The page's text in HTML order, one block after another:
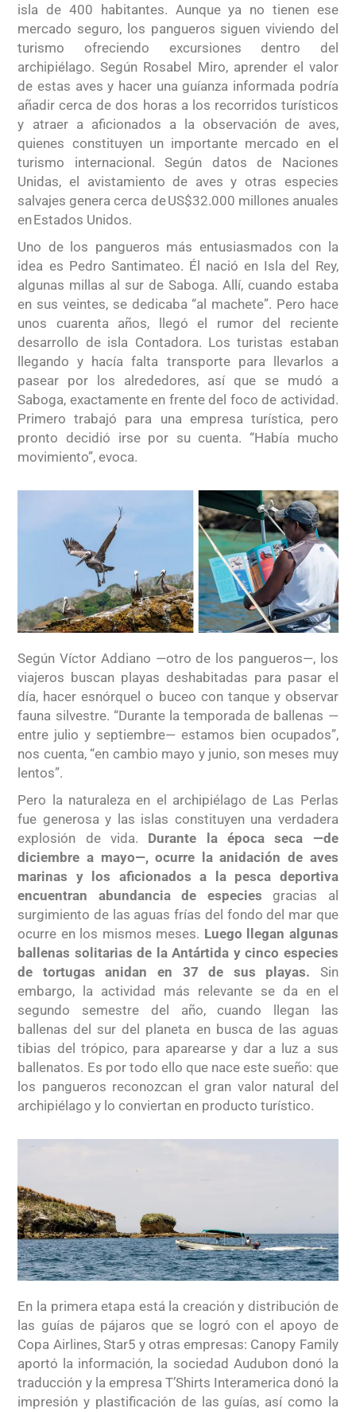
isla de 400 habitantes. Aunque ya no tienen ese
mercado seguro, los pangueros siguen viviendo del
turismo ofreciendo excursiones dentro del
archipiélago. Según Rosabel Miro, aprender el valor
de estas aves y hacer una guíanza informada podría
añadir cerca de dos horas a los recorridos turísticos
y atraer a aficionados a la observación de aves,
quienes constituyen un importante mercado en el
turismo internacional. Según datos de Naciones
Unidas, el avistamiento de aves y otras especies
salvajes genera cerca de US$32.000 millones anuales
en Estados Unidos.
Uno de los pangueros más entusiasmados con la
idea es Pedro Santimateo. Él nació en Isla del Rey,
algunas millas al sur de Saboga. Allí, cuando estaba
en sus veintes, se dedicaba “al machete”. Pero hace
unos cuarenta años, llegó el rumor del reciente
desarrollo de isla Contadora. Los turistas estaban
llegando y hacía falta transporte para llevarlos a
pasear por los alrededores, así que se mudó a
Saboga, exactamente en frente del foco de actividad.
Primero trabajó para una empresa turística, pero
pronto decidió irse por su cuenta. “Había mucho
movimiento”, evoca.
Según Víctor Addiano —otro de los pangueros—, los
viajeros buscan playas deshabitadas para pasar el
día, hacer esnórquel o buceo con tanque y observar
fauna silvestre. “Durante la temporada de ballenas —
entre julio y septiembre— estamos bien ocupados”,
nos cuenta, “en cambio mayo y junio, son meses muy
lentos”.
Pero la naturaleza en el archipiélago de Las Perlas
fue generosa y las islas constituyen una verdadera
explosión de vida. Durante la época seca —de
diciembre a mayo—, ocurre la anidación de aves
marinas y los aficionados a la pesca deportiva
encuentran abundancia de especies gracias al
surgimiento de las aguas frías del fondo del mar que
ocurre en los mismos meses. Luego llegan algunas
ballenas solitarias de la Antártida y cinco especies
de tortugas anidan en 37 de sus playas. Sin
embargo, la actividad más relevante se da en el
segundo semestre del año, cuando llegan las
ballenas del sur del planeta en busca de las aguas
tibias del trópico, para aparearse y dar a luz a sus
ballenatos. Es por todo ello que nace este sueño: que
los pangueros reconozcan el gran valor natural del
archipiélago y lo conviertan en producto turístico.
En la primera etapa está la creación y distribución de
las guías de pájaros que se logró con el apoyo de
Copa Airlines, Star5 y otras empresas: Canopy Family
aportó la información, la sociedad Audubon donó la
traducción y la empresa T’Shirts Interamerica donó la
impresión y plastificación de las guías, así como la